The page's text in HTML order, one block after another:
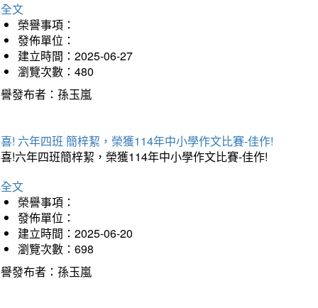
文
榮譽事項：
發佈單位：
建立時間：2025-06-27
瀏覽次數：480
發布者：孫玉嵐
! 六年四班 簡梓絜，榮獲114年中小學作文比賽-佳作!
!六年四班簡梓絜，榮獲114年中小學作文比賽-佳作!
文
榮譽事項：
發佈單位：
建立時間：2025-06-20
瀏覽次數：698
發布者：孫玉嵐